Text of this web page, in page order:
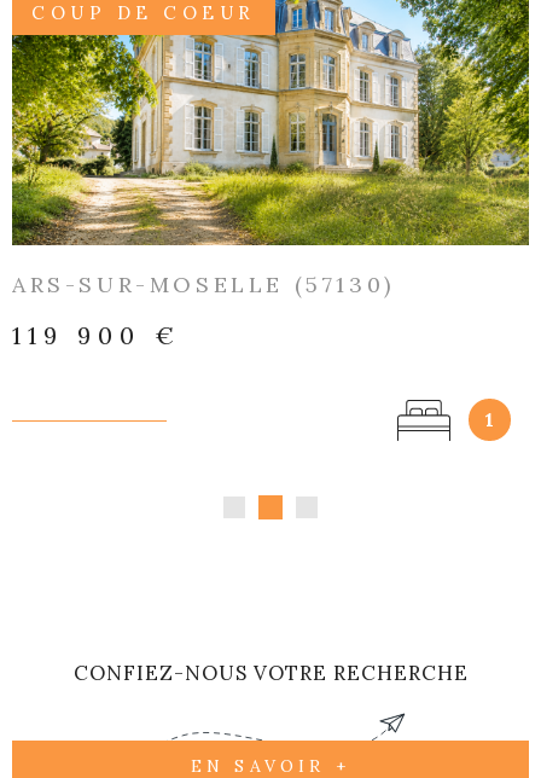
1
EXCLUSIF
COUP DE COEUR
VOIR LE BIEN
METZ (57000)
665 000 €
3
CONFIEZ-NOUS VOTRE RECHERCHE
EN SAVOIR +